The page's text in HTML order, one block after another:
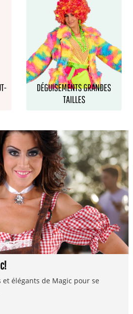
DÉGUISEMENTS GRANDES
TAILLES
et élégants de Magic pour se